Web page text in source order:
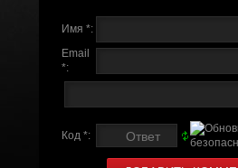
Имя *:
Email
*:
Код *: